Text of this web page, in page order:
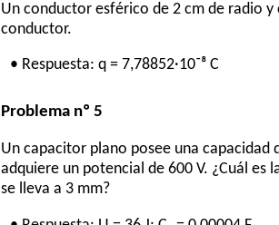
Un conductor esférico de 2 cm de radio
conductor.
• Respuesta: q = 7,78852·10⁻⁸ C
Problema nº 5
Un capacitor plano posee una capacidad
adquiere un potencial de 600 V. ¿Cuál es
se lleva a 3 mm?